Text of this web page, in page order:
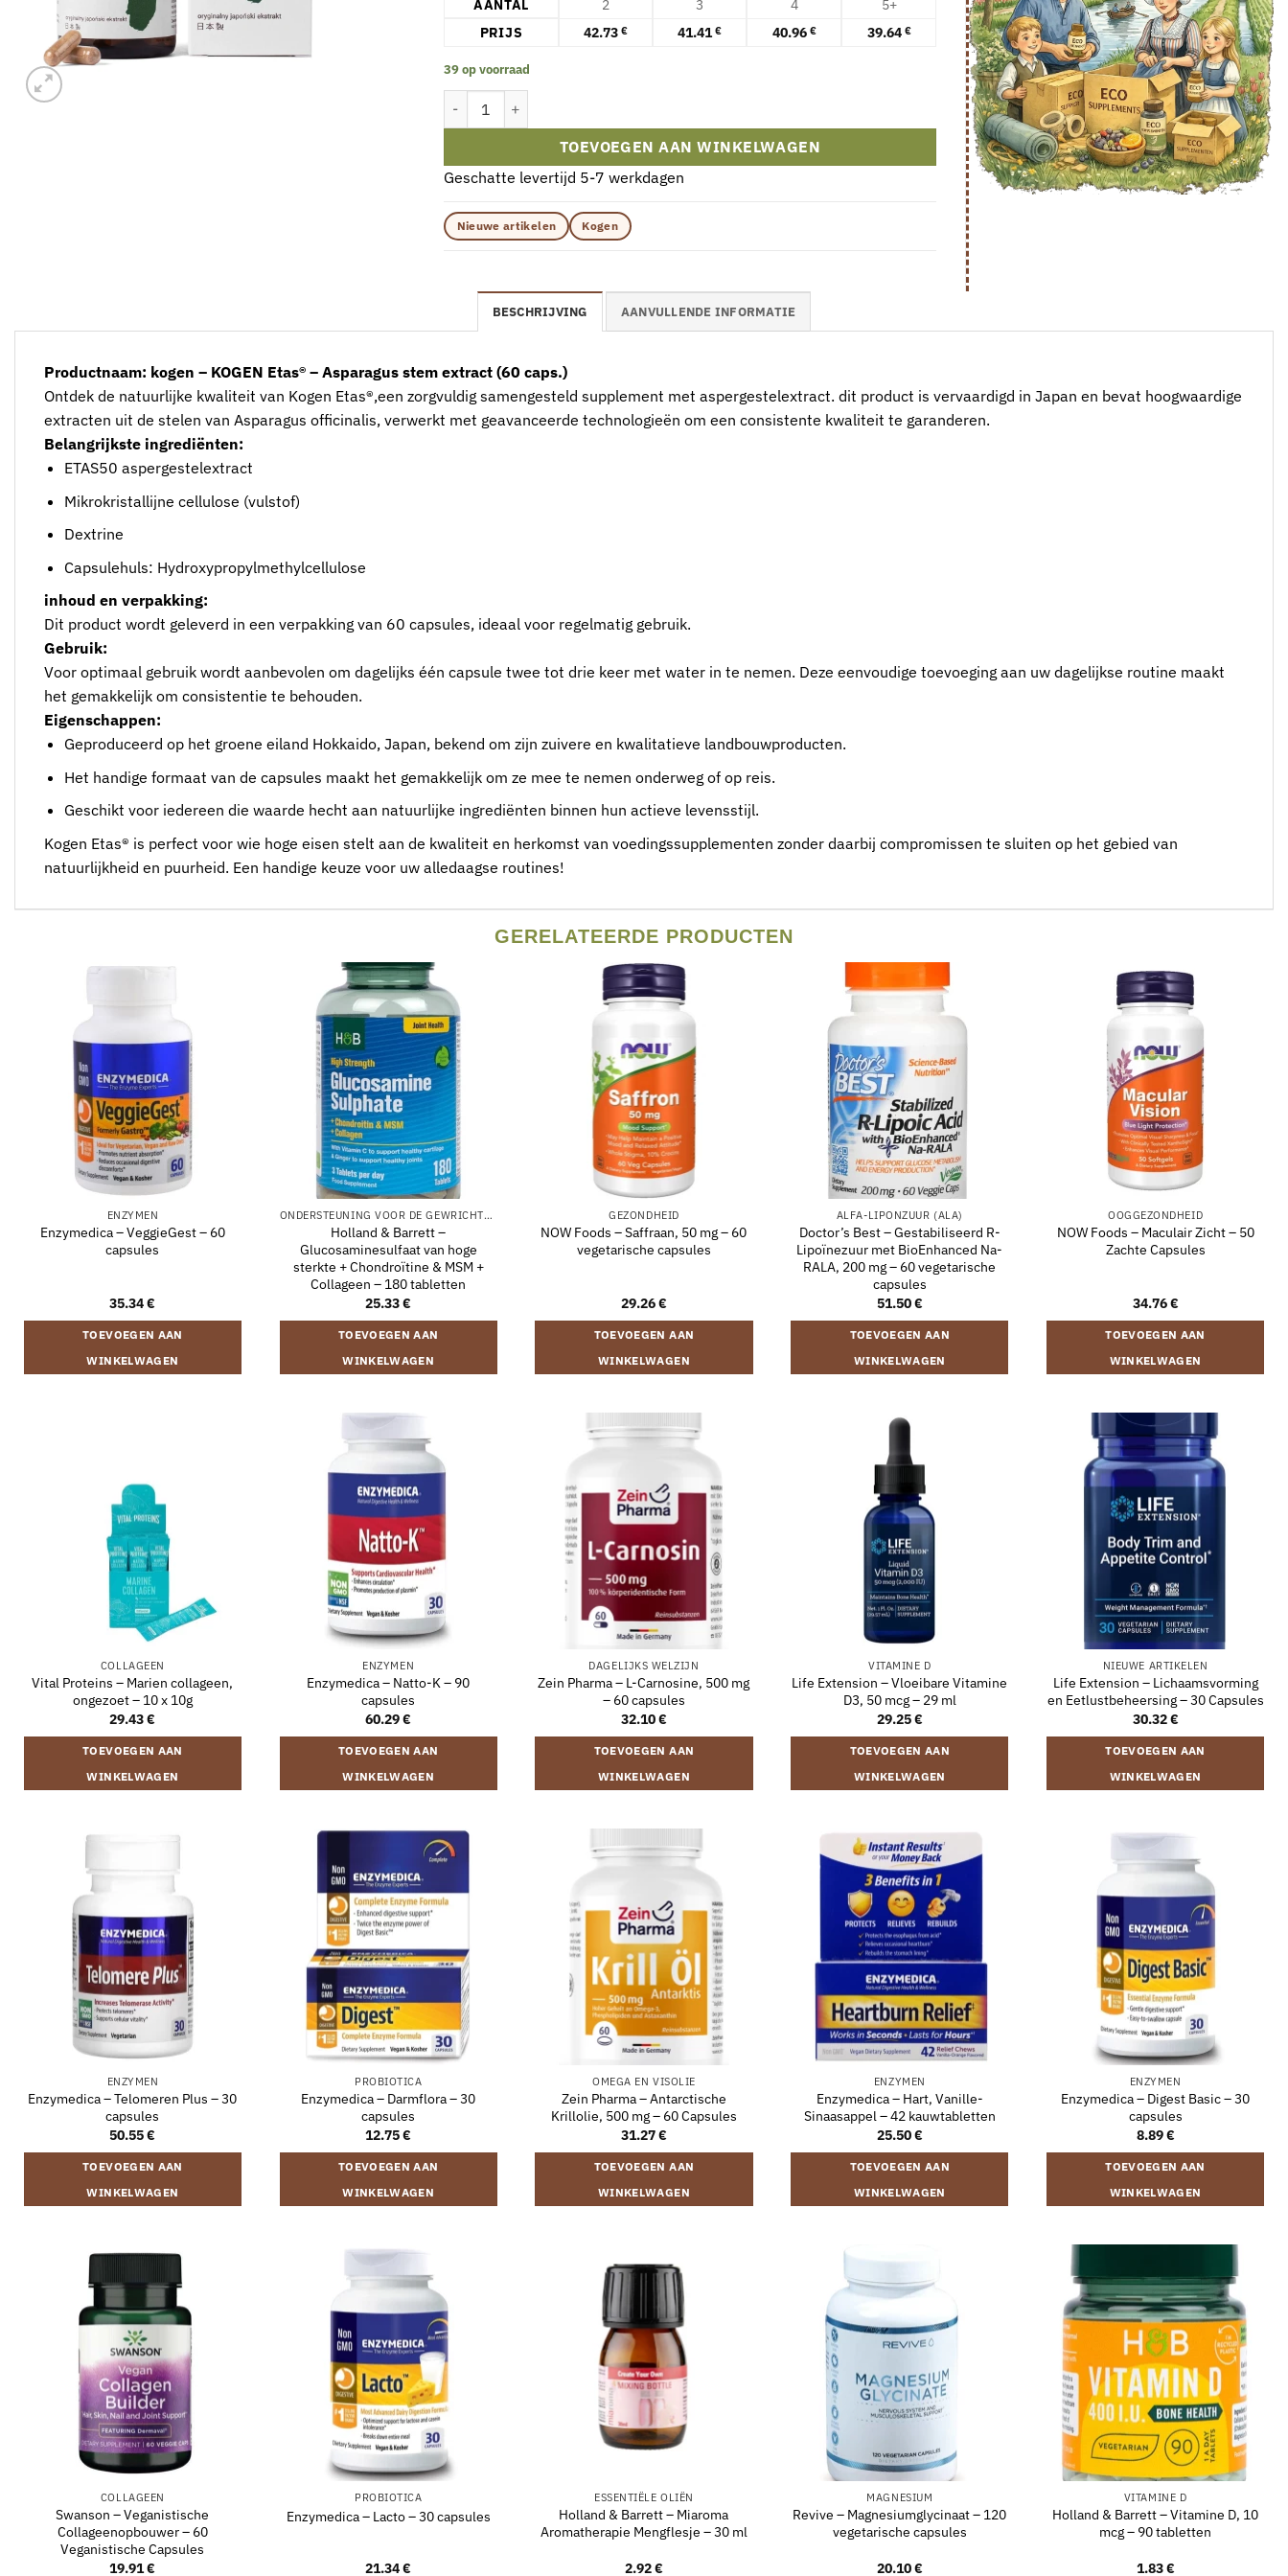
AANTAL 2 3 4
5+
PRIJS
42.73 € 41.41€ 40.96 € 39.64 €
39 op voorraad
TOEVOEGEN AAN WINKELWAGEN
Geschatte levertijd 5-7 werkdagen
Nieuwe artikelen Kogen
BESCHRIJVING AANVULLENDE INFORMATIE
Productnaam: kogen – KOGEN Etas® – Asparagus stem extract (60 caps.)
Ontdek de natuurlijke kwaliteit van Kogen Etas®,een zorgvuldig samengesteld supplement met aspergestelextract. dit product is vervaardigd in Japan en bevat hoogwaardige
extracten uit de stelen van Asparagus officinalis, verwerkt met geavanceerde technologieën om een consistente kwaliteit te garanderen.
Belangrijkste ingrediënten:
ETAS50 aspergestelextract
Mikrokristallijne cellulose (vulstof)
Dextrine
Capsulehuls: Hydroxypropylmethylcellulose
inhoud en verpakking:
Dit product wordt geleverd in een verpakking van 60 capsules, ideaal voor regelmatig gebruik.
Gebruik:
Voor optimaal gebruik wordt aanbevolen om dagelijks één capsule twee tot drie keer met water in te nemen. Deze eenvoudige toevoeging aan uw dagelijkse routine maakt
het gemakkelijk om consistentie te behouden.
Eigenschappen:
Geproduceerd op het groene eiland Hokkaido, Japan, bekend om zijn zuivere en kwalitatieve landbouwproducten.
Het handige formaat van de capsules maakt het gemakkelijk om ze mee te nemen onderweg of op reis.
Geschikt voor iedereen die waarde hecht aan natuurlijke ingrediënten binnen hun actieve levensstijl.
Kogen Etas® is perfect voor wie hoge eisen stelt aan de kwaliteit en herkomst van voedingssupplementen zonder daarbij compromissen te sluiten op het gebied van
natuurlijkheid en puurheid. Een handige keuze voor uw alledaagse routines!
GERELATEERDE PRODUCTEN
ENZYMEN
Enzymedica – VeggieGest – 60
capsules
35.34€
TOEVOEGEN AAN
WINKELWAGEN
ONDERSTEUNING VOOR DE GEWRICHTEN
Holland & Barrett –
Glucosaminesulfaat van hoge
sterkte + Chondroïtine & MSM +
Collageen – 180 tabletten
25.33€
TOEVOEGEN AAN
WINKELWAGEN
GEZONDHEID
NOW Foods – Saffraan, 50 mg – 60
vegetarische capsules
29.26€
TOEVOEGEN AAN
WINKELWAGEN
ALFA-LIPONZUUR (ALA)
Doctor’s Best – Gestabiliseerd R-
Lipoïnezuur met BioEnhanced Na-
RALA, 200 mg – 60 vegetarische
capsules
51.50€
TOEVOEGEN AAN
WINKELWAGEN
OOGGEZONDHEID
NOW Foods – Maculair Zicht – 50
Zachte Capsules
34.76€
TOEVOEGEN AAN
WINKELWAGEN
COLLAGEEN
Vital Proteins – Marien collageen,
ongezoet – 10 x 10g
29.43€
TOEVOEGEN AAN
WINKELWAGEN
ENZYMEN
Enzymedica – Natto-K – 90
capsules
60.29€
TOEVOEGEN AAN
WINKELWAGEN
DAGELIJKS WELZIJN
Zein Pharma – L-Carnosine, 500 mg
– 60 capsules
32.10€
TOEVOEGEN AAN
WINKELWAGEN
VITAMINE D
Life Extension – Vloeibare Vitamine
D3, 50 mcg – 29 ml
29.25€
TOEVOEGEN AAN
WINKELWAGEN
NIEUWE ARTIKELEN
Life Extension – Lichaamsvorming
en Eetlustbeheersing – 30 Capsules
30.32€
TOEVOEGEN AAN
WINKELWAGEN
ENZYMEN
Enzymedica – Telomeren Plus – 30
capsules
50.55€
TOEVOEGEN AAN
WINKELWAGEN
PROBIOTICA
Enzymedica – Darmflora – 30
capsules
12.75€
TOEVOEGEN AAN
WINKELWAGEN
OMEGA EN VISOLIE
Zein Pharma – Antarctische
Krillolie, 500 mg – 60 Capsules
31.27€
TOEVOEGEN AAN
WINKELWAGEN
ENZYMEN
Enzymedica – Hart, Vanille-
Sinaasappel – 42 kauwtabletten
25.50€
TOEVOEGEN AAN
WINKELWAGEN
ENZYMEN
Enzymedica – Digest Basic – 30
capsules
8.89€
TOEVOEGEN AAN
WINKELWAGEN
COLLAGEEN
Swanson – Veganistische
Collageenopbouwer – 60
Veganistische Capsules
19.91€
PROBIOTICA
Enzymedica – Lacto – 30 capsules
21.34€
ESSENTIËLE OLIËN
Holland & Barrett – Miaroma
Aromatherapie Mengflesje – 30 ml
2.92€
MAGNESIUM
Revive – Magnesiumglycinaat – 120
vegetarische capsules
20.10€
VITAMINE D
Holland & Barrett – Vitamine D, 10
mcg – 90 tabletten
1.83€